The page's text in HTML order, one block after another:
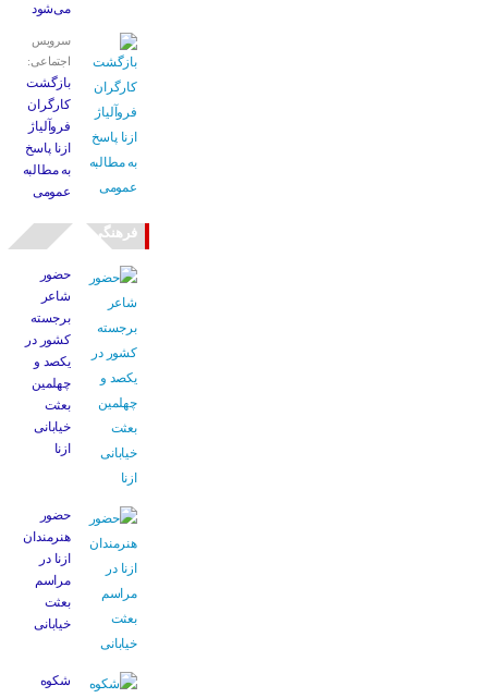
می‌شود
سرویس
اجتماعی:
بازگشت
کارگران
فروآلیاژ
ازنا پاسخ
به مطالبه
عمومی
فرهنگی
حضور
شاعر
برجسته
کشور در
یکصد و
چهلمین
بعثت
خیابانی
ازنا
حضور
هنرمندان
ازنا در
مراسم
بعثت
خیابانی
شکوه